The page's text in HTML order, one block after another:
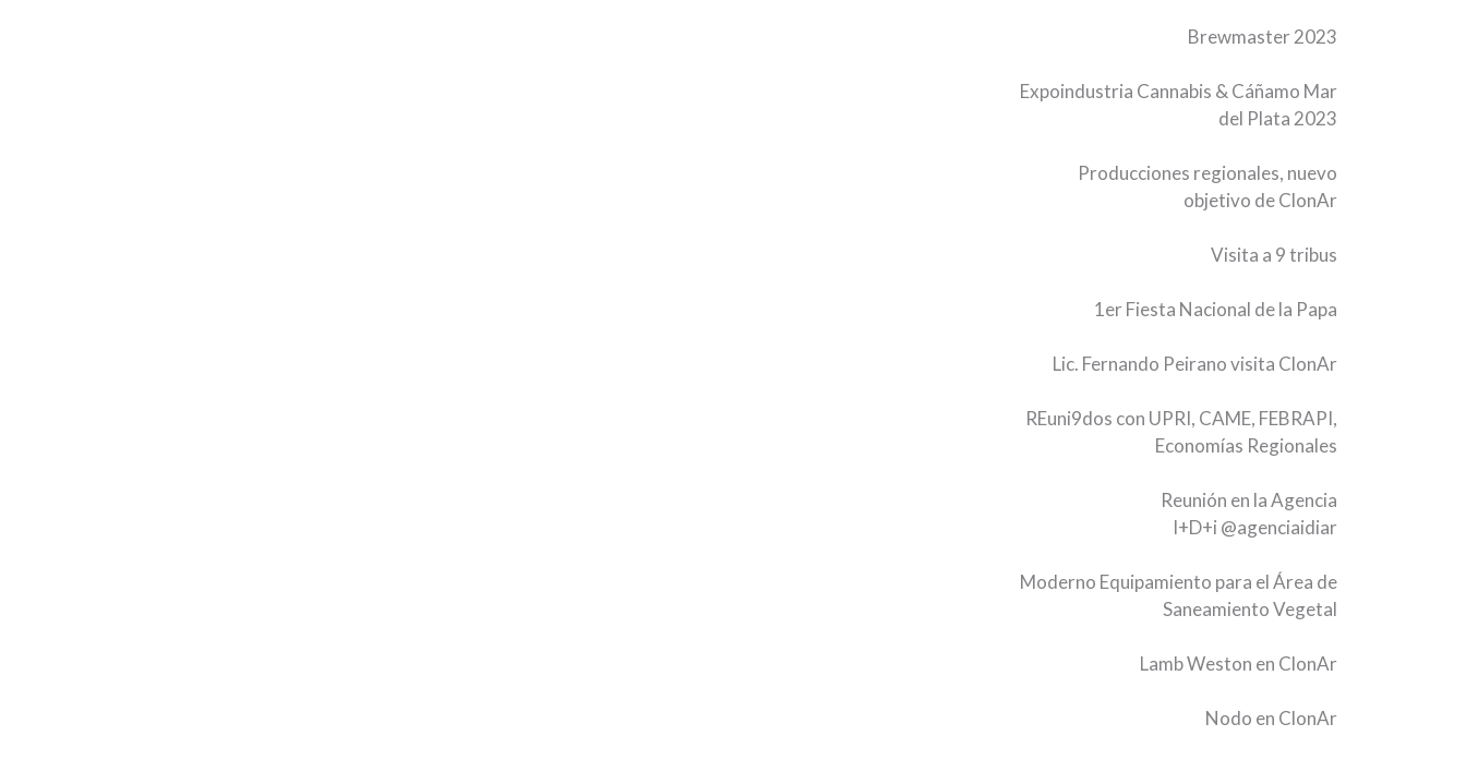
Brewmaster 2023
Expoindustria Cannabis & Cáñamo Mar
del Plata 2023
Producciones regionales, nuevo
objetivo de ClonAr
Visita a 9 tribus
1er Fiesta Nacional de la Papa
Lic. Fernando Peirano visita ClonAr
REuni9dos con UPRI, CAME, FEBRAPI,
Economías Regionales
Reunión en la Agencia
I+D+i @agenciaidiar
Moderno Equipamiento para el Área de
Saneamiento Vegetal
Lamb Weston en ClonAr
Nodo en ClonAr